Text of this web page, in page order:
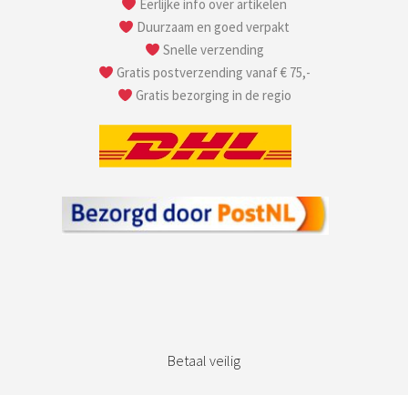
Eerlijke info over artikelen
Duurzaam en goed verpakt
Snelle verzending
Gratis postverzending vanaf € 75,-
Gratis bezorging in de regio
Betaal veilig